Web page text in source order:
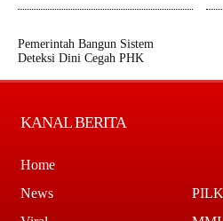
Pemerintah Bangun Sistem
Deteksi Dini Cegah PHK
KANAL BERITA
Home
News